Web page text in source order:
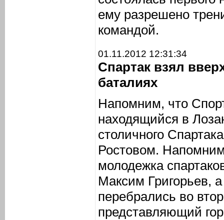
ему разрешено
командой.
01.11.2012 12:31:34
Спартак взял
баталиях
Напомним, что
находящийся в
столичного
Ростовом.
молодежка
Максим Григорьев,
перебрались во
представляющий